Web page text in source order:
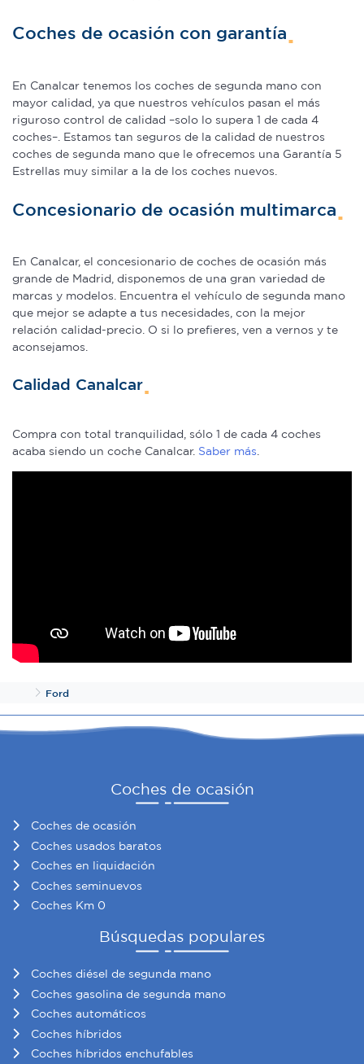
Coches de ocasión con garantía
En Canalcar tenemos los coches de segunda mano con
mayor calidad, ya que nuestros vehículos pasan el más
riguroso control de calidad –solo lo supera 1 de cada 4
coches–. Estamos tan seguros de la calidad de nuestros
coches de segunda mano que le ofrecemos una Garantía 5
Estrellas muy similar a la de los coches nuevos.
Concesionario de ocasión multimarca
En Canalcar, el concesionario de coches de ocasión más
grande de Madrid, disponemos de una gran variedad de
marcas y modelos. Encuentra el vehículo de segunda mano
que mejor se adapte a tus necesidades, con la mejor
relación calidad-precio. O si lo prefieres, ven a vernos y te
aconsejamos.
Calidad Canalcar
Compra con total tranquilidad, sólo 1 de cada 4 coches
acaba siendo un coche Canalcar. Saber más
InicioFord
Coches de ocasión
Coches de ocasión
Coches usados baratos
Coches en liquidación
Coches seminuevos
Coches Km 0
Búsquedas populares
Coches diésel de segunda mano
Coches gasolina de segunda mano
Coches automáticos
Coches híbridos
Coches híbridos enchufables